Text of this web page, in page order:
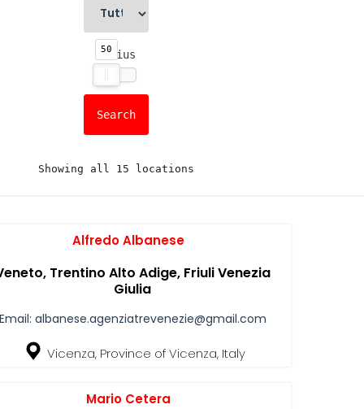
Radius
50
Showing all 15 locations
Alfredo Albanese
Trentino Alto Adige, Friuli Venezia
Giulia
albanese.agenziatrevenezie@gmail.com
Vicenza, Province of Vicenza, Italy
Mario Cetera